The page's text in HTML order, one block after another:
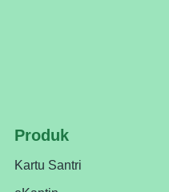
Produk
Kartu Santri